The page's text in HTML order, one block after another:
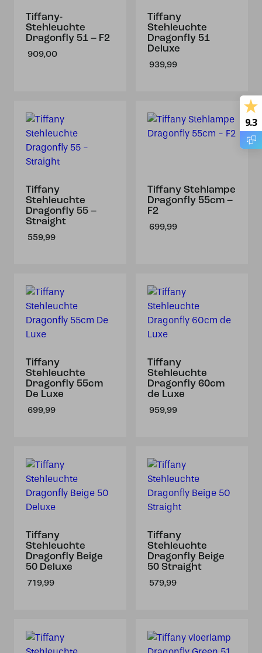
Tiffany-
Stehleuchte
Dragonfly 51 – F2
909,00
Tiffany
Stehleuchte
Dragonfly 51
Deluxe
939,99
Tiffany
Stehleuchte
Dragonfly 55 –
Straight
559,99
Tiffany Stehlampe
Dragonfly 55cm –
F2
699,99
Tiffany
Stehleuchte
Dragonfly 55cm
De Luxe
699,99
Tiffany
Stehleuchte
Dragonfly 60cm
de Luxe
959,99
Tiffany
Stehleuchte
Dragonfly Beige
50 Deluxe
719,99
Tiffany
Stehleuchte
Dragonfly Beige
50 Straight
579,99
9.3